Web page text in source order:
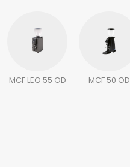
MCF LEO 55 OD MCF 50 OD